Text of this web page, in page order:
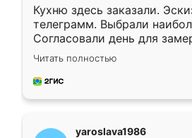
Кухню здесь заказали.
телеграмм. Выбрали
Согласовали день для
недели кухня была уже
довольны работой. Спасибо
мебель за качественную
Читать полностью
yaroslava1986